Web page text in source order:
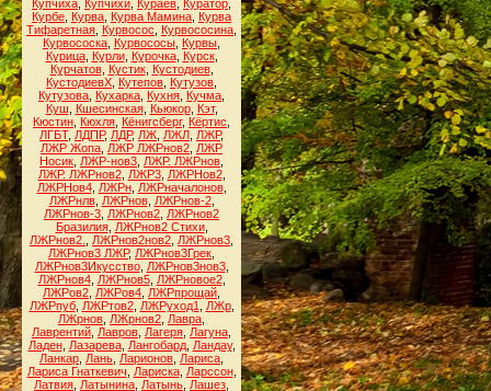
Купчиха Купчихи Кураев Куратор
Курбе Курва Курва Мамина Курва
Тифаретная Курвосос Курвососина
Курвососка Курвососы Курвы
Курица, Курли, Курочка, Курск,
Курчатов, Кустик, Кустодиев,
КустодиевХ Кутепов Кутузов
Кутузова Кухарка Кухня Кучма
Куш
Кшесинская, Кьюкор, Кэт,
Кюстин Кюхля Кёнигсберг, Кёртис
ЛГБТ, ЛДПР, ЛДР, ЛЖ ЛЖЛ ЛЖР,
ЛЖР Жопа ЛЖР ЛЖРнов2 ЛЖР
Носик ЛЖР-нов3 ЛЖР. ЛЖРнов
ЛЖР. ЛЖРнов2, ЛЖР3, ЛЖРНов2,
ЛЖРНов4, ЛЖРн, ЛЖРначалонов,
ЛЖРнлв, ЛЖРнов, ЛЖРнов-2,
ЛЖРнов-3 ЛЖРнов2 ЛЖРнов2
Бразилия, ЛЖРнов2 Стихи,
ЛЖРнов2.
ЛЖРнов2нов2 ЛЖРнов3
ЛЖРнов3 ЛЖР, ЛЖРнов3Грек
ЛЖРнов3Икусство, ЛЖРнов3нов3,
ЛЖРнов4, ЛЖРнов5, ЛЖРновое2,
ЛЖРов2 ЛЖРов4 ЛЖРпрощай
ЛЖРпуб, ЛЖРтов2, ЛЖРуход1 ЛЖр,
ЛЖрнов ЛЖрнов2 Лавра
Лаврентий Лавров Лагеря Лагуна
Ладен, Лазарева, Лангобард, Ландау,
Ланкар Лань Ларионов Лариса
Лариса Гнаткевич
Лариска, Ларссон,
Латвия Латынина Латынь Лашез